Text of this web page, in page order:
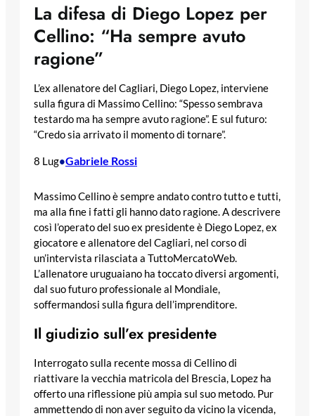
La difesa di Diego Lopez per
Cellino: “Ha sempre avuto
ragione”
L’ex allenatore del Cagliari, Diego Lopez, interviene
sulla figura di Massimo Cellino: “Spesso sembrava
testardo ma ha sempre avuto ragione”. E sul futuro:
“Credo sia arrivato il momento di tornare”.
8 Lug•Gabriele Rossi
Massimo Cellino è sempre andato contro tutto e tutti,
ma alla fine i fatti gli hanno dato ragione. A descrivere
così l’operato del suo ex presidente è Diego Lopez, ex
giocatore e allenatore del Cagliari, nel corso di
un’intervista rilasciata a TuttoMercatoWeb.
L’allenatore uruguaiano ha toccato diversi argomenti,
dal suo futuro professionale al Mondiale,
soffermandosi sulla figura dell’imprenditore.
Il giudizio sull’ex presidente
Interrogato sulla recente mossa di Cellino di
riattivare la vecchia matricola del Brescia, Lopez ha
offerto una riflessione più ampia sul suo metodo. Pur
ammettendo di non aver seguito da vicino la vicenda,